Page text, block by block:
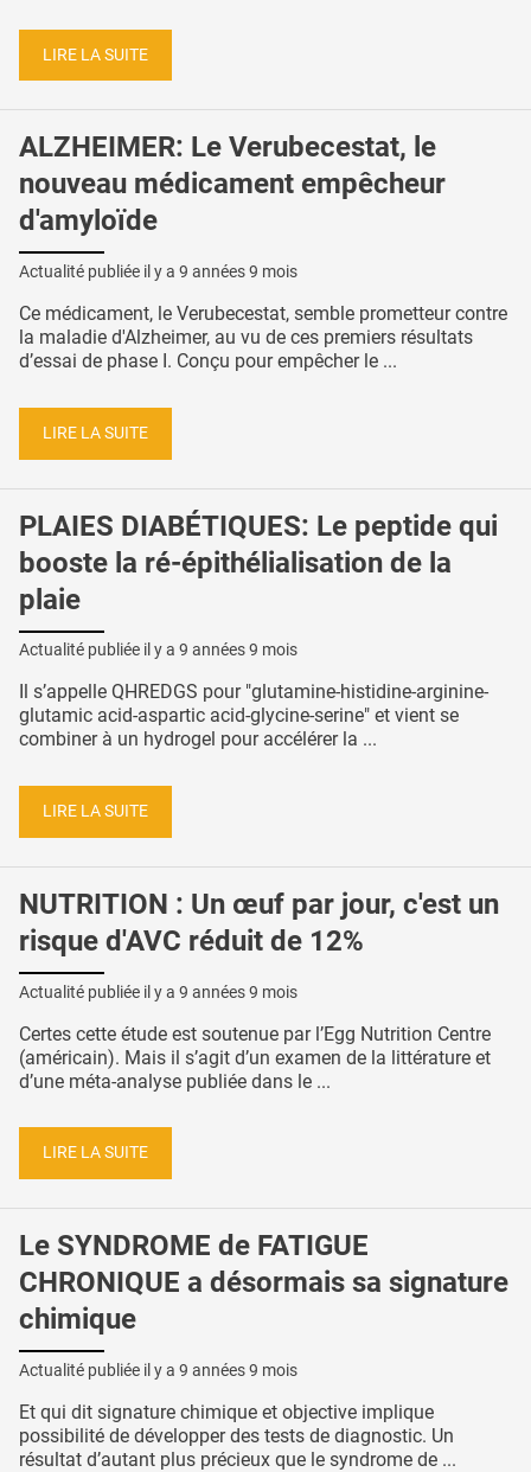
LIRE LA SUITE
ALZHEIMER: Le Verubecestat, le
nouveau médicament empêcheur
d'amyloïde
Actualité publiée il y a 9 années 9 mois
Ce médicament, le Verubecestat, semble prometteur contre
la maladie d'Alzheimer, au vu de ces premiers résultats
d’essai de phase I. Conçu pour empêcher le ...
LIRE LA SUITE
PLAIES DIABÉTIQUES: Le peptide qui
booste la ré-épithélialisation de la
plaie
Actualité publiée il y a 9 années 9 mois
Il s’appelle QHREDGS pour "glutamine-histidine-arginine-
glutamic acid-aspartic acid-glycine-serine" et vient se
combiner à un hydrogel pour accélérer la ...
LIRE LA SUITE
NUTRITION : Un œuf par jour, c'est un
risque d'AVC réduit de 12%
Actualité publiée il y a 9 années 9 mois
Certes cette étude est soutenue par l’Egg Nutrition Centre
(américain). Mais il s’agit d’un examen de la littérature et
d’une méta-analyse publiée dans le ...
LIRE LA SUITE
Le SYNDROME de FATIGUE
CHRONIQUE a désormais sa signature
chimique
Actualité publiée il y a 9 années 9 mois
Et qui dit signature chimique et objective implique
possibilité de développer des tests de diagnostic. Un
résultat d’autant plus précieux que le syndrome de ...